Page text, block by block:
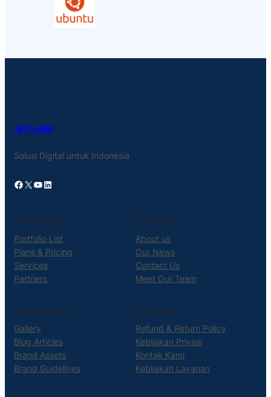
JETLAB.ID
Solusi Digital untuk Indonesia
Facebook X YouTube LinkedIn
PRODUCTS
Portfolio List
Plans & Pricing
Services
Partners
COMPANY
About us
Our News
Contact Us
Meet Our Team
RESOURCES
Gallery
Blog Articles
Brand Assets
Brand Guidelines
SUPPORT
Refund & Return Policy
Kebijakan Privasi
Kontak Kami
Kebijakan Layanan